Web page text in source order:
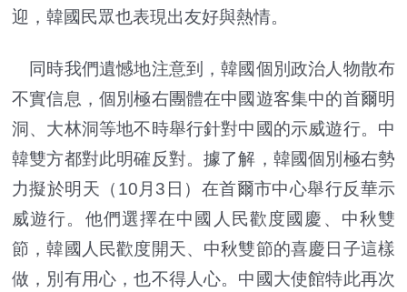
迎，韓國民眾也表現出友好與熱情。
同時我們遺憾地注意到，韓國個別政治人物散布
不實信息，個別極右團體在中國遊客集中的首爾明
洞、大林洞等地不時舉行針對中國的示威遊行。中
韓雙方都對此明確反對。據了解，韓國個別極右勢
力擬於明天（10月3日）在首爾市中心舉行反華示
威遊行。他們選擇在中國人民歡度國慶、中秋雙
節，韓國人民歡度開天、中秋雙節的喜慶日子這樣
做，別有用心，也不得人心。中國大使館特此再次